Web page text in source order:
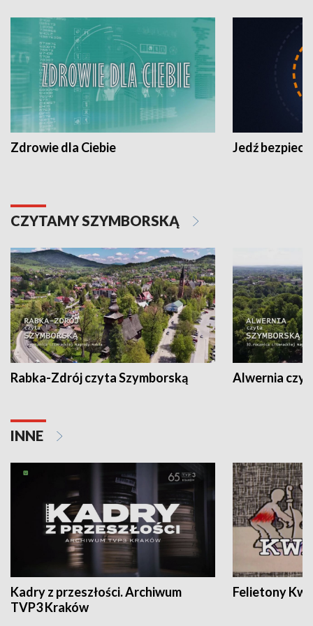
Zdrowie dla Ciebie Jedź
CZYTAMY SZYMBORSKĄ
Rabka-Zdrój czyta Szymborską Alwernia
INNE
Kadry z przeszłości. Archiwum
TVP3 Kraków
Felietony